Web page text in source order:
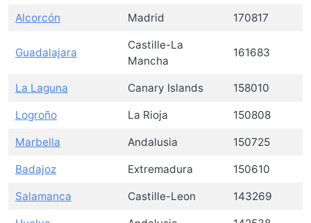
Alcorcón Madrid 170817
Guadalajara
Castille-La
Mancha
161683
La Laguna Canary Islands 158010
Logroño La Rioja 150808
Marbella Andalusia 150725
Badajoz Extremadura 150610
Salamanca Castille-Leon 143269